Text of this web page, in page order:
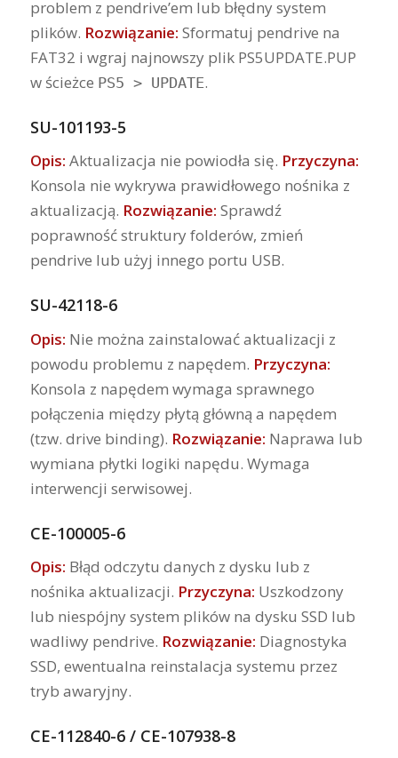
problem z pendrive’em lub błędny system
plików. Rozwiązanie: Sformatuj pendrive na
FAT32 i wgraj najnowszy plik PS5UPDATE.PUP
w ścieżce PS5 > UPDATE.
SU-101193-5
Opis: Aktualizacja nie powiodła się. Przyczyna:
Konsola nie wykrywa prawidłowego nośnika z
aktualizacją. Rozwiązanie: Sprawdź
poprawność struktury folderów, zmień
pendrive lub użyj innego portu USB.
SU-42118-6
Opis: Nie można zainstalować aktualizacji z
powodu problemu z napędem. Przyczyna:
Konsola z napędem wymaga sprawnego
połączenia między płytą główną a napędem
(tzw. drive binding). Rozwiązanie: Naprawa lub
wymiana płytki logiki napędu. Wymaga
interwencji serwisowej.
CE-100005-6
Opis: Błąd odczytu danych z dysku lub z
nośnika aktualizacji. Przyczyna: Uszkodzony
lub niespójny system plików na dysku SSD lub
wadliwy pendrive. Rozwiązanie: Diagnostyka
SSD, ewentualna reinstalacja systemu przez
tryb awaryjny.
CE-112840-6 / CE-107938-8